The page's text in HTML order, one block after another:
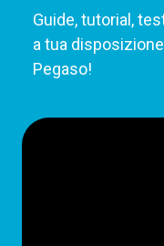
Guide, tutorial,
a tua
Pegaso!